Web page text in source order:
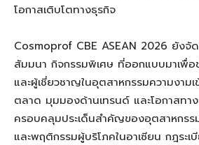
โอกาสเติบโตทางธุรกิจ
Cosmoprof CBE ASEAN 2026 ยังจั
สัมมนา กิจกรรมพิเศษ ที่ออกแบบมาเพื่อ
และผู้เชี่ยวชาญในอุตสาหกรรมความงาม
ตลาด มุมมองด้านเทรนด์ และโอกาสทา
ครอบคลุมประเด็นสำคัญของอุตสาหกร
และพฤติกรรมผู้บริโภคในอาเซียน กฎระ